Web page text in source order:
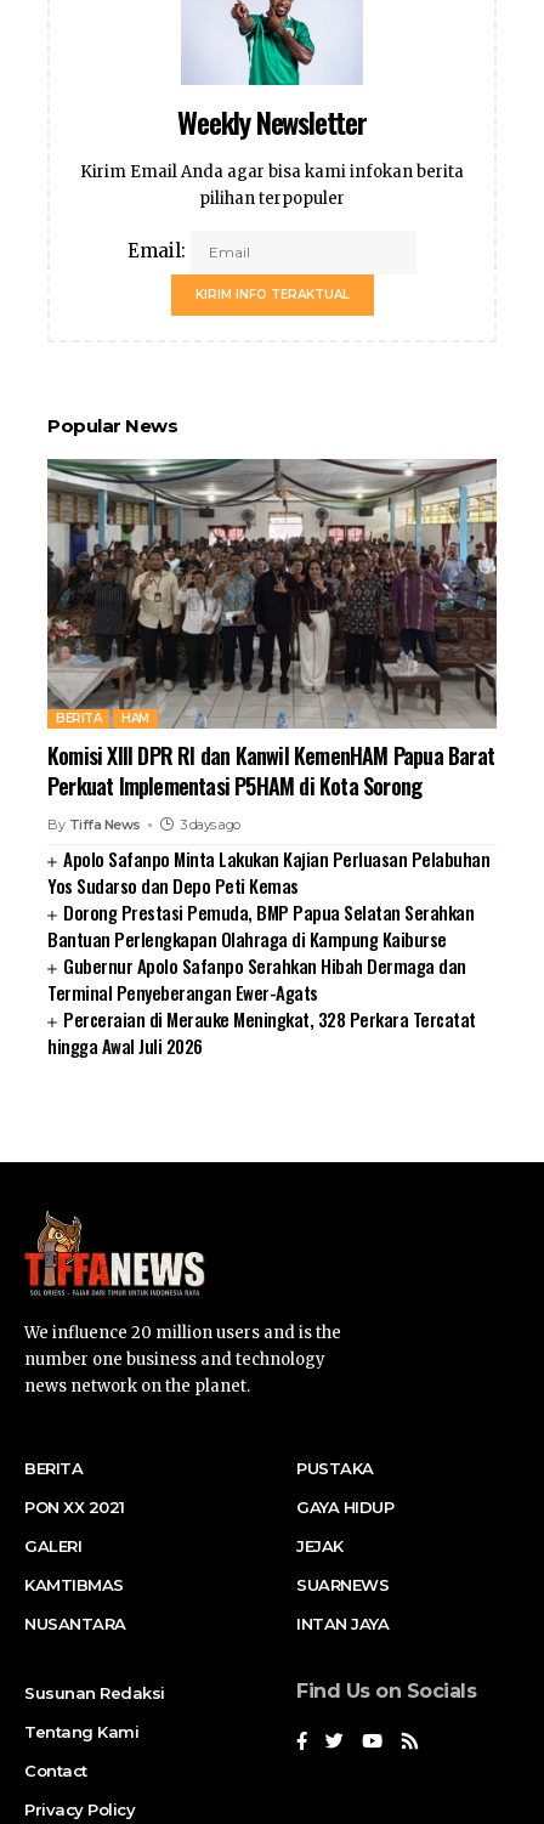
Weekly Newsletter
Kirim Email Anda agar bisa kami infokan berita
pilihan terpopuler
Email:
KIRIM INFO TERAKTUAL
Popular News
BERITA HAM
Komisi XIII DPR RI dan Kanwil KemenHAM Papua Barat
Perkuat Implementasi P5HAM di Kota Sorong
By Tiffa News 3 days ago
Apolo Safanpo Minta Lakukan Kajian Perluasan Pelabuhan
Yos Sudarso dan Depo Peti Kemas
Dorong Prestasi Pemuda, BMP Papua Selatan Serahkan
Bantuan Perlengkapan Olahraga di Kampung Kaiburse
Gubernur Apolo Safanpo Serahkan Hibah Dermaga dan
Terminal Penyeberangan Ewer-Agats
Perceraian di Merauke Meningkat, 328 Perkara Tercatat
hingga Awal Juli 2026
We influence 20 million users and is the
number one business and technology
news network on the planet.
BERITA
PON XX 2021
GALERI
KAMTIBMAS
NUSANTARA
PUSTAKA
GAYA HIDUP
JEJAK
SUARNEWS
INTAN JAYA
Susunan Redaksi
Tentang Kami
Contact
Privacy Policy
Find Us on Socials